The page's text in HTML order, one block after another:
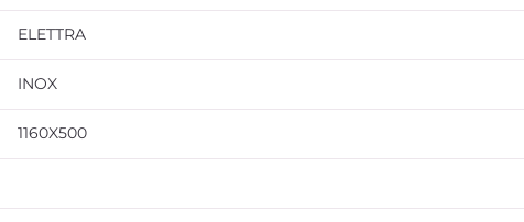
ELETTRA
INOX
1160X500